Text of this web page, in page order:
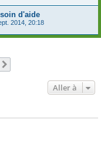
d'aide
2014, 20:18
Aller à